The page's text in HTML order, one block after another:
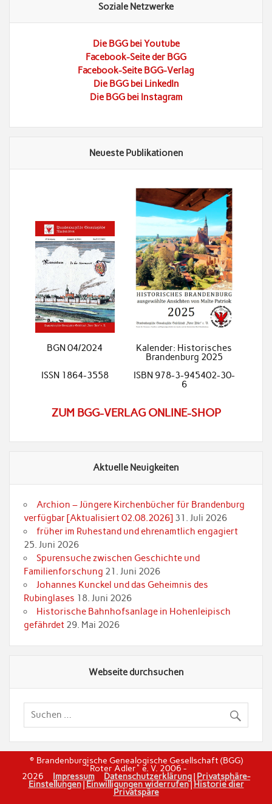
Soziale Netzwerke
Die BGG bei Youtube
Facebook-Seite der BGG
Facebook-Seite BGG-Verlag
Die BGG bei LinkedIn
Die BGG bei Instagram
Neueste Publikationen
BGN 04/2024
Kalender: Historisches
Brandenburg 2025
ISSN 1864-3558
ISBN 978-3-945402-30-
6
ZUM BGG-VERLAG ONLINE-SHOP
Aktuelle Neuigkeiten
Archion – Jüngere Kirchenbücher für Brandenburg
verfügbar [Aktualisiert 02.08.2026] 31. Juli 2026
früher im Ruhestand und ehrenamtlich engagiert
25. Juni 2026
Spurensuche zwischen Geschichte und
Familienforschung 21. Juni 2026
Johannes Kunckel und das Geheimnis des
Rubinglases 18. Juni 2026
Historische Bahnhofsanlage in Hohenleipisch
gefährdet 29. Mai 2026
Webseite durchsuchen
© Brandenburgische Genealogische Gesellschaft (BGG)
"Roter Adler" e. V. 2006 -
2026 Impressum Datenschutzerklärung| Privatsphäre-
Einstellungen| Einwilligungen widerrufen|Historie dier
Privatspäre